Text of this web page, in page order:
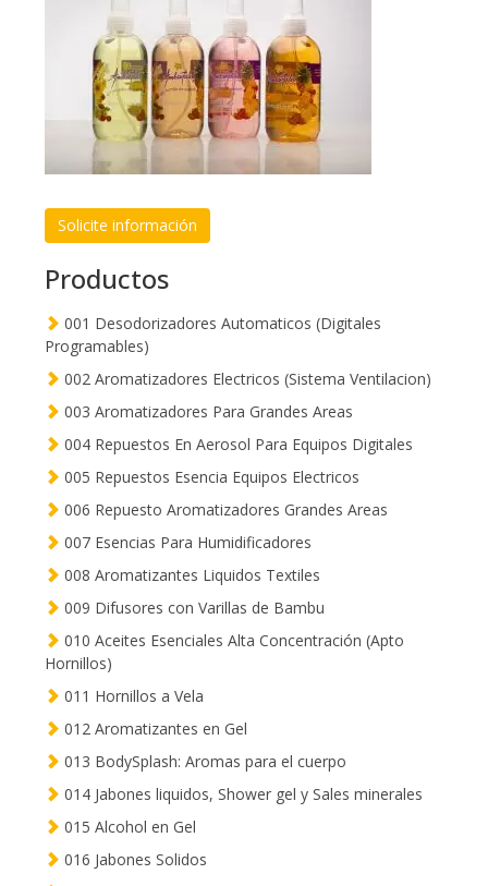
Solicite información
Productos
001 Desodorizadores Automaticos (Digitales
Programables)
002 Aromatizadores Electricos (Sistema Ventilacion)
003 Aromatizadores Para Grandes Areas
004 Repuestos En Aerosol Para Equipos Digitales
005 Repuestos Esencia Equipos Electricos
006 Repuesto Aromatizadores Grandes Areas
007 Esencias Para Humidificadores
008 Aromatizantes Liquidos Textiles
009 Difusores con Varillas de Bambu
010 Aceites Esenciales Alta Concentración (Apto
Hornillos)
011 Hornillos a Vela
012 Aromatizantes en Gel
013 BodySplash: Aromas para el cuerpo
014 Jabones liquidos, Shower gel y Sales minerales
015 Alcohol en Gel
016 Jabones Solidos